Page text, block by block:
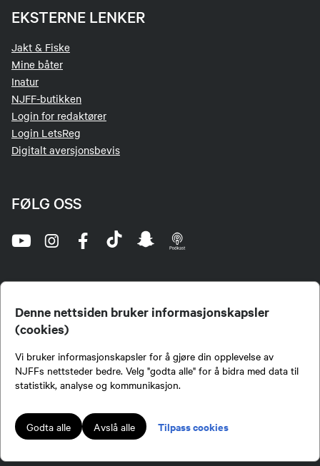
Denne nettsiden bruker informasjonskapsler
(cookies)
Vi bruker informasjonskapsler for å gjøre din opplevelse av
NJFFs nettsteder bedre. Velg "godta alle" for å bidra med data til
statistikk, analyse og kommunikasjon.
Godta alle Avslå alle Tilpass cookies
EKSTERNE LENKER
Jakt & Fiske
Mine båter
Inatur
NJFF-butikken
Login for redaktører
Login LetsReg
Digitalt aversjonsbevis
FØLG OSS
jegere og sportsfiskere og et av de viktigste miljøene for formidling av kunnskap om jakt og
fiske i Norge. Vi er en partipolitisk nøytral organisasjon, men har et sterkt jakt-, fiske-, og
naturpolitisk engasjement i mange saker.
Lokalforeninger tilsluttet Norges Jeger- og Fiskerforbund har ansvar for innhold de
publiserer på njff.no.